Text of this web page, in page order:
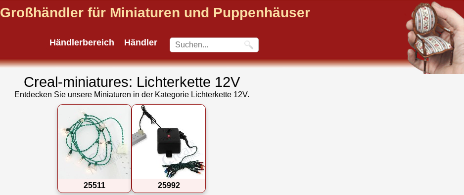
Großhändler für Miniaturen und Puppenhäuser
Händlerbereich Händler
Creal-miniatures: Lichterkette 12V
Entdecken Sie unsere Miniaturen in der Kategorie Lichterkette 12V.
25511 25992